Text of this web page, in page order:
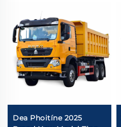
Dea Phoitíne 2025